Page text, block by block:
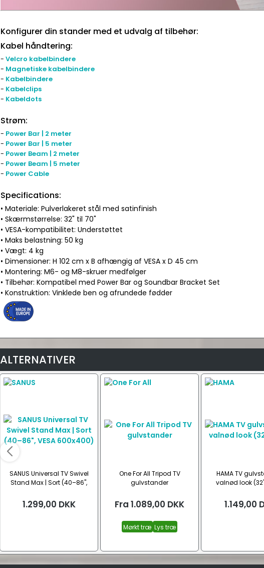
Konfigurer din stander med et udvalg af tilbehør:
Kabel håndtering:
- Velcro kabelbindere
- Magnetiske kabelbindere
- Kabelbindere
- Kabelclips
- Kabeldots
Strøm:
- Power Bar | 2 meter
- Power Bar | 5 meter
- Power Beam | 2 meter
- Power Beam | 5 meter
- Power Cable
Specifications:
• Materiale: Pulverlakeret stål med satinfinish
• Skærmstørrelse: 32" til 70"
• VESA-kompatibilitet: Understøttet
• Maks belastning: 50 kg
• Vægt: 4 kg
• Dimensioner: H 102 cm x B afhængig af VESA x D 45 cm
• Montering: M6- og M8-skruer medfølger
• Tilbehør: Kompatibel med Power Bar og Soundbar Bracket Set
• Konstruktion: Vinklede ben og afrundede fødder
ALTERNATIVER
SANUS Universal TV Swivel
Stand Max | Sort (40–86",
1.299,00 DKK
One For All Tripod TV
gulvstander
Fra 1.089,00 DKK
Mørkt træ Lys træ
HAMA TV
valnød look
1.149,00